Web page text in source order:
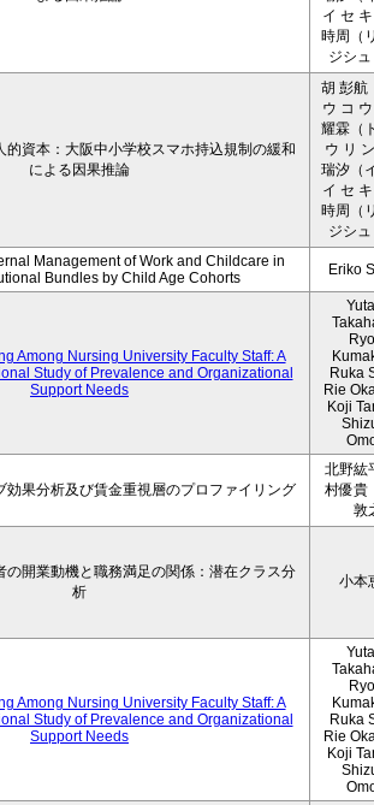
イ セ
時周（
ジシ
的資本：大阪中小学校スマホ持込規制の緩和
による因果推論
胡 彭航
ウ コ
耀霖（
ウ リ
瑞汐（
イ セ
時周（
ジシ
Management of Work and Childcare in
Bundles by Child Age Cohorts
Eriko
Among Nursing University Faculty Staff: A
Study of Prevalence and Organizational
Support Needs
Ruka
Rie
Koji
効果分析及び賃金重視層のプロファイリング
北野紘
村優貴
敦
の開業動機と職務満足の関係：潜在クラス分
析
小本
Among Nursing University Faculty Staff: A
Study of Prevalence and Organizational
Support Needs
Ruka
Rie
Koji